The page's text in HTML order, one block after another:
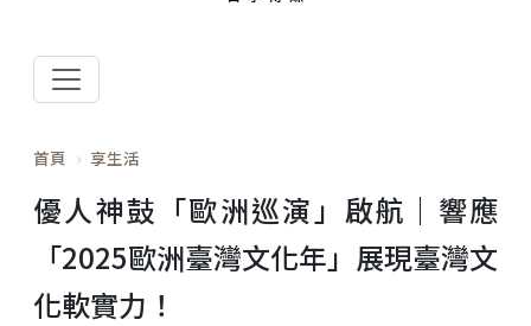
首頁 享生活
優人神鼓「歐洲巡演」啟航｜響應
「2025歐洲臺灣文化年」展現臺灣文
化軟實力！